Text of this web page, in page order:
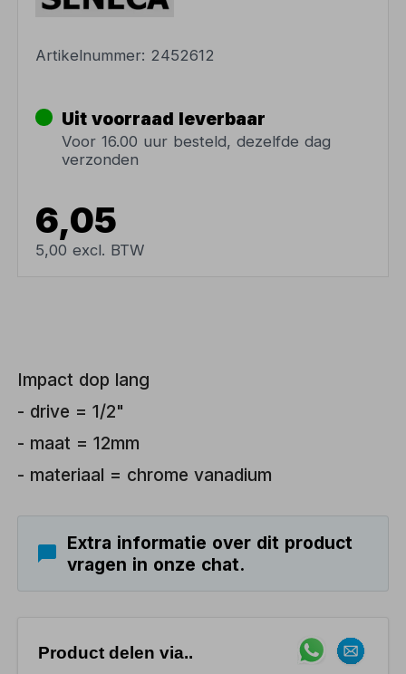
Artikelnummer: 2452612
Uit voorraad leverbaar
Voor 16.00 uur besteld, dezelfde dag
verzonden
6,05
5,00 excl. BTW
Impact dop lang
- drive = 1/2"
- maat = 12mm
- materiaal = chrome vanadium
Extra informatie over dit product
vragen in onze chat.
Product delen via..